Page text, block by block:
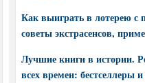
Как выиграть в лотерею с
советы экстрасенсов,
Лучшие книги в истории.
всех времен: